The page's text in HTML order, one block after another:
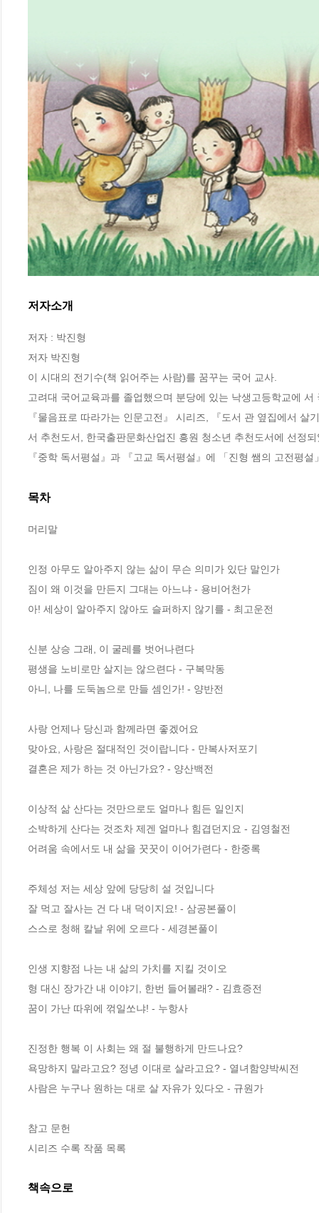
저자소개
저자 : 박진형
저자 박진형
이 시대의 전기수(책 읽어주는 사람)를 꿈꾸는 국어 교사.
고려대 국어교육과를 졸업했으며 분당에 있는 낙생고등학교에
『물음표로 따라가는 인문고전』 시리즈, 『도서 관 옆집에서
서 추천도서, 한국출판문화산업진 흥원 청소년 추천도서에 선정
『중학 독서평설』과 『고교 독서평설』에 「진형 쌤의 고전평
목차
머리말
인정 아무도 알아주지 않는 삶이 무슨 의미가 있단 말인가
짐이 왜 이것을 만든지 그대는 아느냐 - 용비어천가
아! 세상이 알아주지 않아도 슬퍼하지 않기를 - 최고운전
신분 상승 그래, 이 굴레를 벗어나련다
평생을 노비로만 살지는 않으련다 - 구복막동
아니, 나를 도둑놈으로 만들 셈인가! - 양반전
사랑 언제나 당신과 함께라면 좋겠어요
맞아요, 사랑은 절대적인 것이랍니다 - 만복사저포기
결혼은 제가 하는 것 아닌가요? - 양산백전
이상적 삶 산다는 것만으로도 얼마나 힘든 일인지
소박하게 산다는 것조차 제겐 얼마나 힘겹던지요 - 김영철전
어려움 속에서도 내 삶을 꿋꿋이 이어가련다 - 한중록
주체성 저는 세상 앞에 당당히 설 것입니다
잘 먹고 잘사는 건 다 내 덕이지요! - 삼공본풀이
스스로 청해 칼날 위에 오르다 - 세경본풀이
인생 지향점 나는 내 삶의 가치를 지킬 것이오
형 대신 장가간 내 이야기, 한번 들어볼래? - 김효증전
꿈이 가난 따위에 꺾일쏘냐! - 누항사
진정한 행복 이 사회는 왜 절 불행하게 만드나요?
욕망하지 말라고요? 정녕 이대로 살라고요? - 열녀함양박씨전
사람은 누구나 원하는 대로 살 자유가 있다오 - 규원가
참고 문헌
시리즈 수록 작품 목록
책속으로